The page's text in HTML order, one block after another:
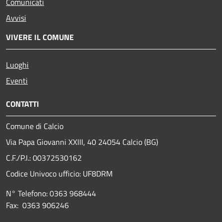
Avvisi
VIVERE IL COMUNE
Luoghi
Eventi
CONTATTI
Comune di Calcio
Via Papa Giovanni XXIII, 40 24054 Calcio (BG)
C.F./P.I.: 00372530162
Codice Univoco ufficio: UF8DRM
N° Telefono: 0363 968444
Fax: 0363 906246